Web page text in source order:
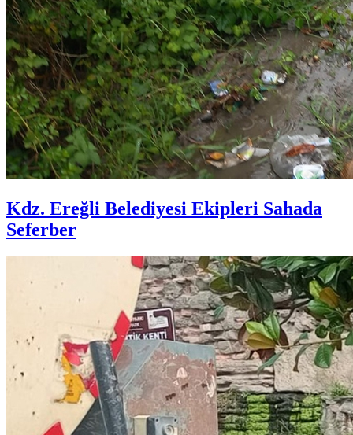
Kdz. Ereğli Belediyesi Ekipleri Sahada
Seferber